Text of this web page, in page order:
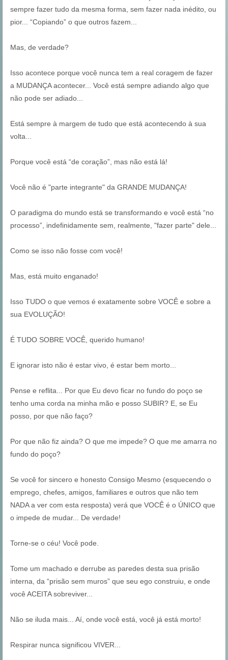
sempre fazer tudo da mesma forma, sem fazer nada inédito, ou
pior... “Copiando” o que outros fazem...
Mas, de verdade?
Isso acontece porque você nunca tem a real coragem de fazer
a MUDANÇA acontecer... Você está sempre adiando algo que
não pode ser adiado...
Está sempre à margem de tudo que está acontecendo à sua
volta...
Porque você está “de coração”, mas não está lá!
Você não é "parte integrante" da GRANDE MUDANÇA!
O paradigma do mundo está se transformando e você está “no
processo”, indefinidamente sem, realmente, "fazer parte" dele...
Como se isso não fosse com você!
Mas, está muito enganado!
Isso TUDO o que vemos é exatamente sobre VOCÊ e sobre a
sua EVOLUÇÃO!
É TUDO SOBRE VOCÊ, querido humano!
E ignorar isto não é estar vivo, é estar bem morto...
Pense e reflita... Por que Eu devo ficar no fundo do poço se
tenho uma corda na minha mão e posso SUBIR? E, se Eu
posso, por que não faço?
Por que não fiz ainda? O que me impede? O que me amarra no
fundo do poço?
Se você for sincero e honesto Consigo Mesmo (esquecendo o
emprego, chefes, amigos, familiares e outros que não tem
NADA a ver com esta resposta) verá que VOCÊ é o ÚNICO que
o impede de mudar... De verdade!
Torne-se o céu! Você pode.
Tome um machado e derrube as paredes desta sua prisão
interna, da “prisão sem muros” que seu ego construiu, e onde
você ACEITA sobreviver...
Não se iluda mais... Aí, onde você está, você já está morto!
Respirar nunca significou VIVER...